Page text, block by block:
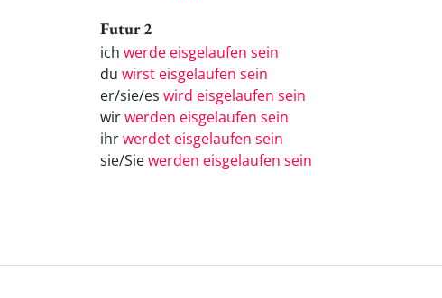
Futur 2
ich werde eisgelaufen sein
du wirst eisgelaufen sein
er/sie/es wird eisgelaufen sein
wirwerden eisgelaufen sein
ihrwerdet eisgelaufen sein
sie/Siewerden eisgelaufen sein